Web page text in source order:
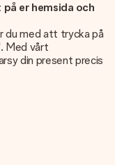
på er hemsida och
du med att trycka på
Med vårt
din present precis
sin present?